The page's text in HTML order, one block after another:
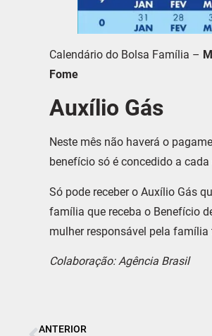
Calendário do Bolsa Família –
Fome
Auxílio Gás
Neste mês não haverá o
benefício só é concedido a
Só pode receber o Auxílio Gás
família que receba o Benefício
mulher responsável pela
Colaboração: Agência Brasil
ANTERIOR